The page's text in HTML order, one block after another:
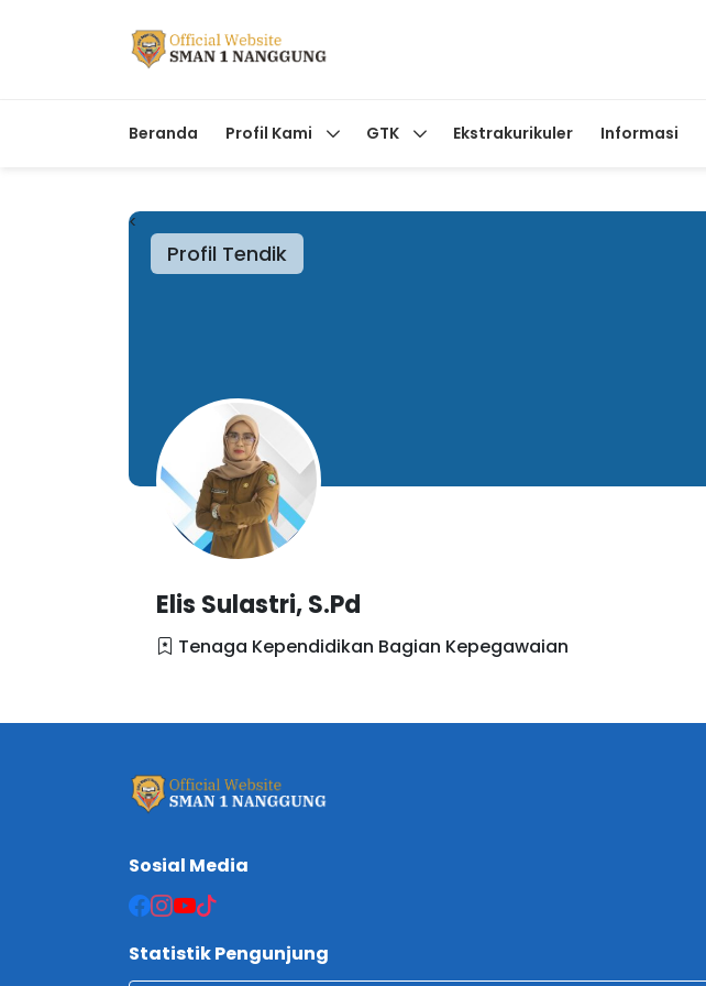
Beranda Profil Kami GTK Ekstrakurikuler Informasi
Profil Tendik
<
Elis Sulastri, S.Pd
Tenaga Kependidikan Bagian Kepegawaian
Sosial Media
Statistik Pengunjung